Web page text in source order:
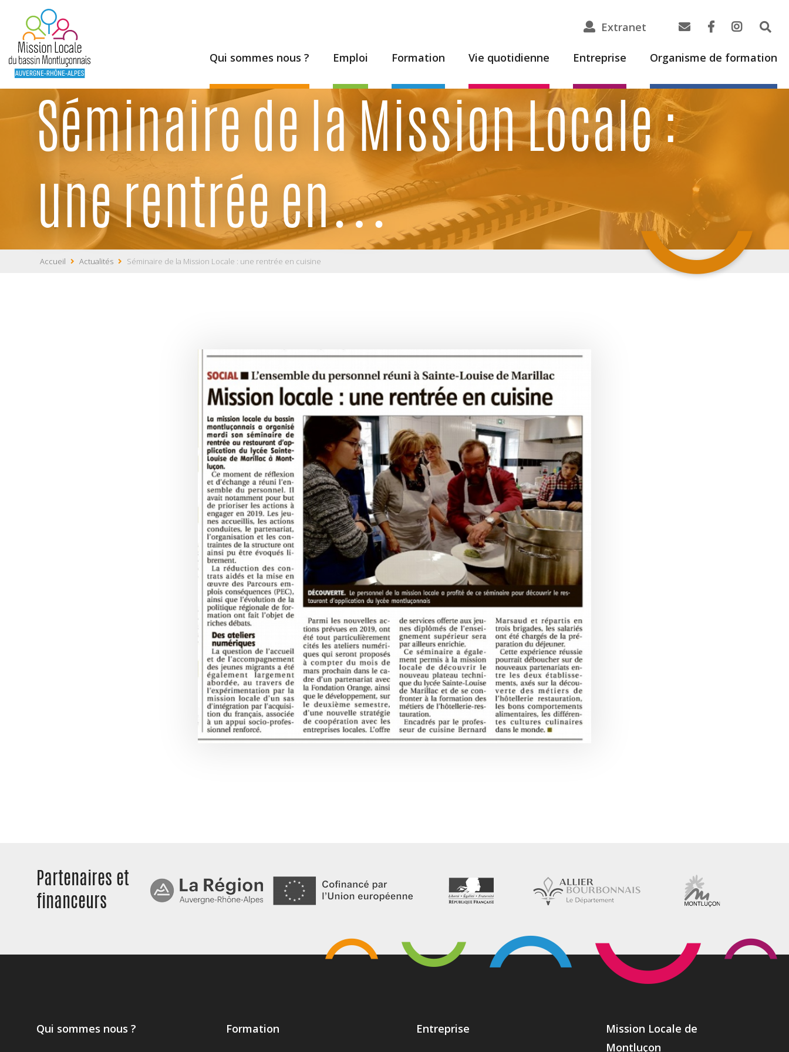
Extranet
Qui sommes nous ? Emploi Formation Vie quotidienne Entreprise Organisme de formation
Séminaire de la Mission Locale :
une rentrée en…
Accueil Actualités Séminaire de la Mission Locale : une rentrée en cuisine
Partenaires et
financeurs
Qui sommes nous ? Formation Entreprise
Mission Locale de
Montluçon